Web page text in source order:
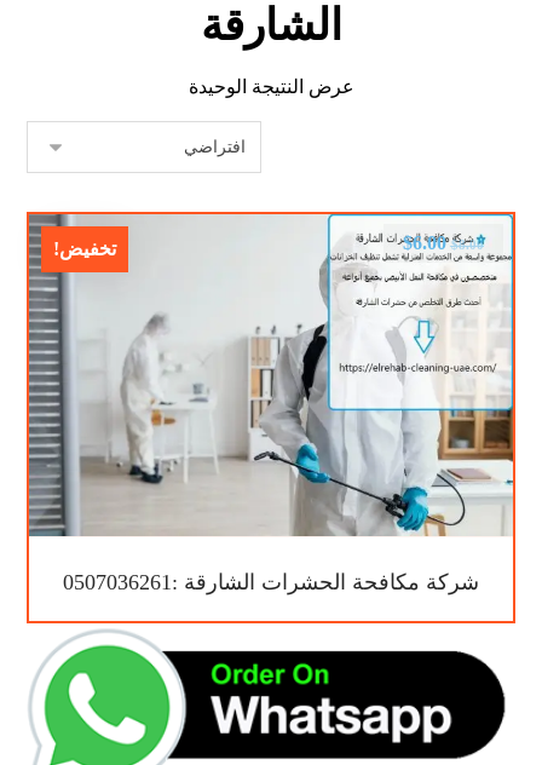
الشارقة
عرض النتيجة الوحيدة
تخفيض!
شركة مكافحة الحشرات الشارقة :0507036261
$8.00
$6.00